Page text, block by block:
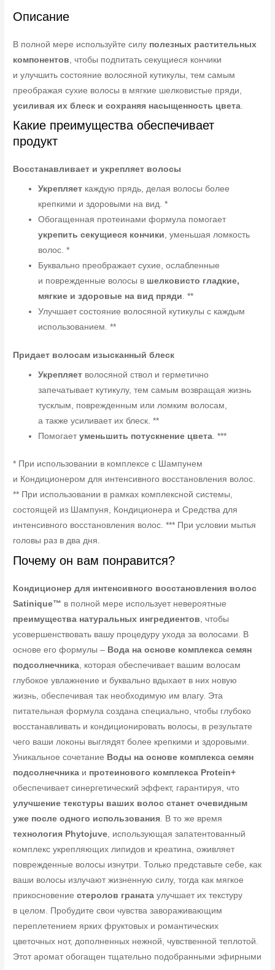
Описание
В полной мере используйте силу полезных растительных
компонентов , чтобы подпитать секущиеся кончики
и улучшить состояние волосяной кутикулы, тем самым
преображая сухие волосы в мягкие шелковистые пряди,
усиливая их блеск и сохраняя насыщенность цвета
Какие преимущества обеспечивает
продукт
Восстанавливает и укрепляет волосы
Укрепляет каждую прядь, делая волосы более
крепкими и здоровыми на вид. *
Обогащенная протеинами формула помогает
укрепить секущиеся кончики, уменьшая ломкость
волос. *
Буквально преображает сухие, ослабленные
и поврежденные волосы в шелковисто гладкие,
мягкие и здоровые на вид пряди. **
Улучшает состояние волосяной кутикулы с каждым
использованием. **
Придает волосам изысканный блеск
Укрепляет волосяной ствол и герметично
запечатывает кутикулу, тем самым возвращая жизнь
тусклым, поврежденным или ломким волосам,
а также усиливает их блеск. **
Помогаетуменьшить потускнение цвета . ***
* При использовании в комплексе с Шампунем
и Кондиционером для интенсивного восстановления волос.
** При использовании в рамках комплексной системы,
состоящей из Шампуня, Кондиционера и Средства для
интенсивного восстановления волос. *** При условии мытья
головы раз в два дня.
Почему он вам понравится?
Кондиционер для интенсивного восстановления волос
Satinique™ в полной мере использует невероятные
преимущества натуральных ингредиентов , чтобы
усовершенствовать вашу процедуру ухода за волосами. В
основе его формулы – Вода на основе комплекса семян
подсолнечника , которая обеспечивает вашим волосам
глубокое увлажнение и буквально вдыхает в них новую
жизнь, обеспечивая так необходимую им влагу. Эта
питательная формула создана специально, чтобы глубоко
восстанавливать и кондиционировать волосы, в результате
чего ваши локоны выглядят более крепкими и здоровыми.
Уникальное сочетание Воды на основе комплекса семян
подсолнечника и протеинового комплекса Protein+
обеспечивает синергетический эффект, гарантируя, что
улучшение текстуры ваших волос станет очевидным
уже после одного использования . В то же время
технология Phytojuve , использующая запатентованный
комплекс укрепляющих липидов и креатина, оживляет
поврежденные волосы изнутри. Только представьте себе, как
ваши волосы излучают жизненную силу, тогда как мягкое
прикосновениестеролов граната улучшает их текстуру
в целом. Пробудите свои чувства завораживающим
переплетением ярких фруктовых и романтических
цветочных нот, дополненных нежной, чувственной теплотой.
Этот аромат обогащен тщательно подобранными эфирными